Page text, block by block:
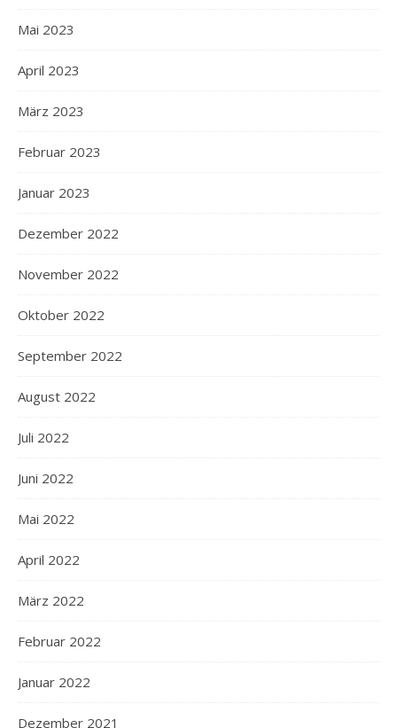
Mai 2023
April 2023
März 2023
Februar 2023
Januar 2023
Dezember 2022
November 2022
Oktober 2022
September 2022
August 2022
Juli 2022
Juni 2022
Mai 2022
April 2022
März 2022
Februar 2022
Januar 2022
Dezember 2021